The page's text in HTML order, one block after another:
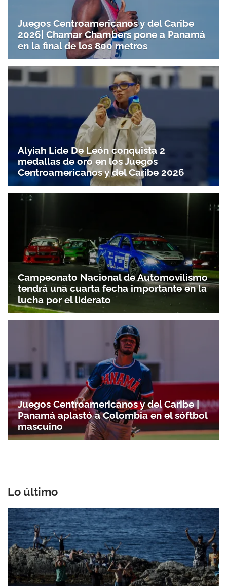
Juegos Centroamericanos y del Caribe
2026| Chamar Chambers pone a Panamá
en la final de los 800 metros
Alyiah Lide De León conquista 2
medallas de oro en los Juegos
Centroamericanos y del Caribe 2026
Campeonato Nacional de Automovilismo
tendrá una cuarta fecha importante en la
lucha por el liderato
Juegos Centroamericanos y del Caribe |
Panamá aplastó a Colombia en el sóftbol
mascuino
Lo último